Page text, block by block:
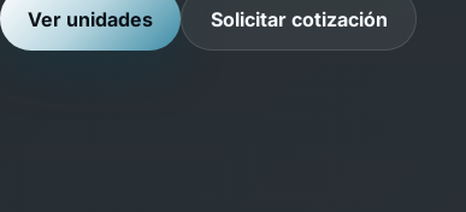
Ver unidades Solicitar cotización